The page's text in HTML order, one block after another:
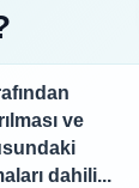
ve
dahili...